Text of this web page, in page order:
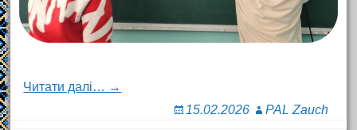
Читати далі… →
15.02.2026
PAL Zauch